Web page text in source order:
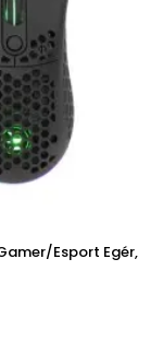
Gamer/esport Egér,